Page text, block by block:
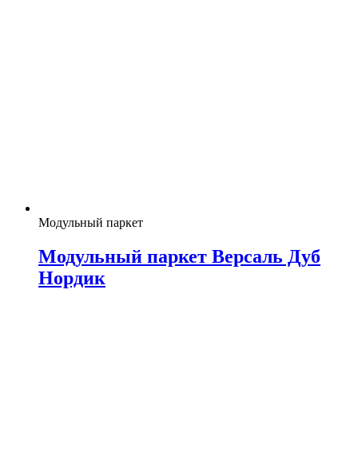
Модульный паркет
Модульный паркет Версаль Дуб
Нордик